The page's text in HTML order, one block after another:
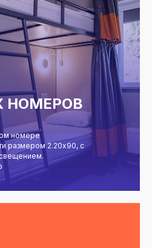
НОМЕРОВ
номере
размером 2.20х90, с